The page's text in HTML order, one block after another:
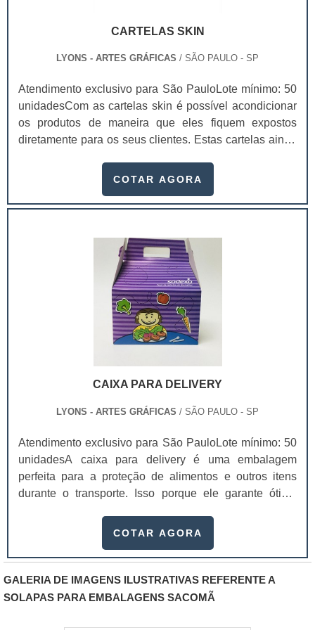
CARTELAS SKIN
LYONS - ARTES GRÁFICAS / SÃO PAULO - SP
Atendimento exclusivo para São PauloLote mínimo: 50
unidadesCom as cartelas skin é possível acondicionar
os produtos de maneira que eles fiquem expostos
diretamente para os seus clientes. Estas cartelas ainda
resultados para o ponto de vendas.A proteção dos
ocorre com uma reação física por calor, na qual o papel
fusão. Por meio desta fusão é que.
COTAR AGORA
CAIXA PARA DELIVERY
LYONS - ARTES GRÁFICAS / SÃO PAULO - SP
Atendimento exclusivo para São PauloLote mínimo: 50
unidadesA caixa para delivery é uma embalagem
perfeita para a proteção de alimentos e outros itens
durante o transporte. Isso porque ele garante ótima
ambiente, a qualidade e sua integridade, chegando a
caixas são produzidas com materiais resistentes e
recicláveis, ajudando a garantir a qualidade dos
produtos e o meio ambiente, já que não causa danos
COTAR AGORA
GALERIA DE IMAGENS ILUSTRATIVAS REFERENTE A
SOLAPAS PARA EMBALAGENS SACOMÃ